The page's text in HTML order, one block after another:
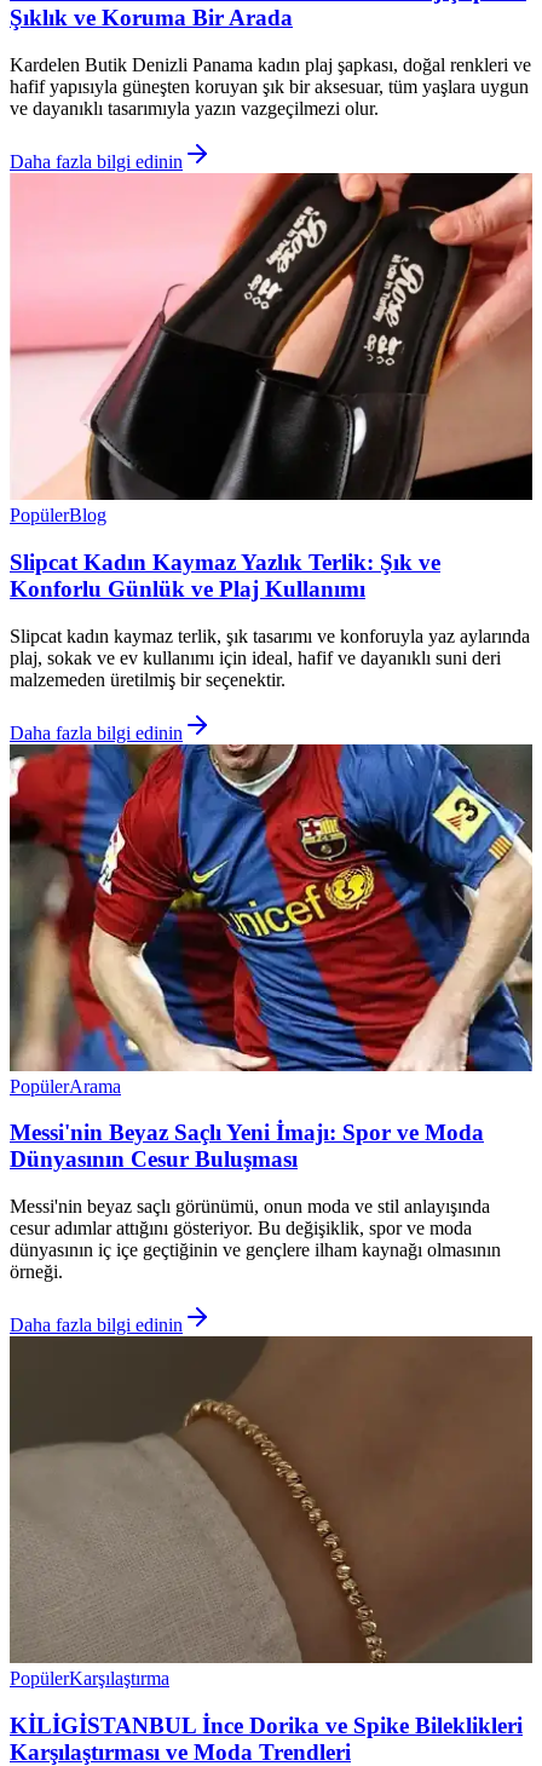
Şıklık ve Koruma Bir Arada
Kardelen Butik Denizli Panama kadın plaj şapkası, doğal renkleri ve
hafif yapısıyla güneşten koruyan şık bir aksesuar, tüm yaşlara uygun
ve dayanıklı tasarımıyla yazın vazgeçilmezi olur.
Daha fazla bilgi edinin
PopülerBlog
Slipcat Kadın Kaymaz Yazlık Terlik: Şık ve
Konforlu Günlük ve Plaj Kullanımı
Slipcat kadın kaymaz terlik, şık tasarımı ve konforuyla yaz aylarında
plaj, sokak ve ev kullanımı için ideal, hafif ve dayanıklı suni deri
malzemeden üretilmiş bir seçenektir.
Daha fazla bilgi edinin
PopülerArama
Messi'nin Beyaz Saçlı Yeni İmajı: Spor ve Moda
Dünyasının Cesur Buluşması
Messi'nin beyaz saçlı görünümü, onun moda ve stil anlayışında
cesur adımlar attığını gösteriyor. Bu değişiklik, spor ve moda
dünyasının iç içe geçtiğinin ve gençlere ilham kaynağı olmasının
örneği.
Daha fazla bilgi edinin
PopülerKarşılaştırma
KİLİGİSTANBUL İnce Dorika ve Spike Bileklikleri
Karşılaştırması ve Moda Trendleri